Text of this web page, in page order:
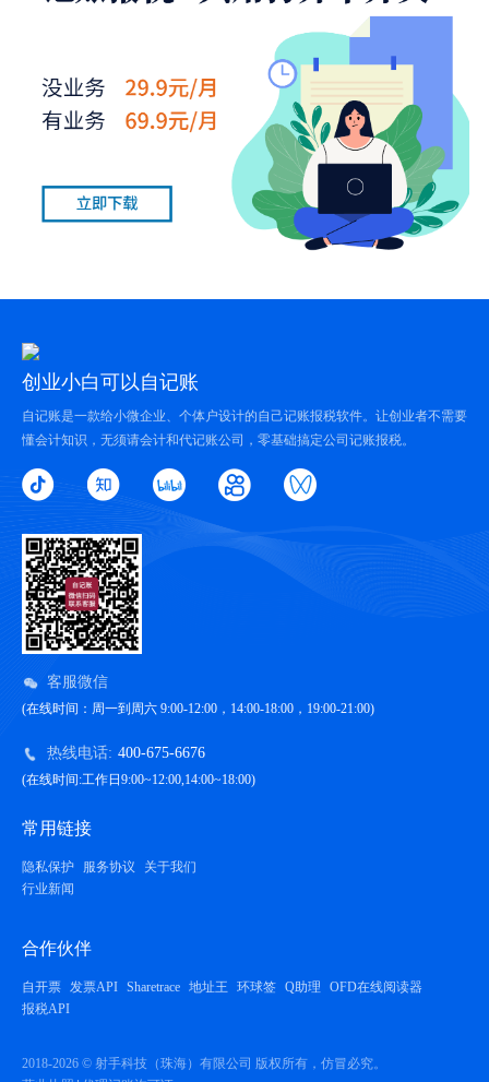
创业小白可以自记账
自记账是一款给小微企业、个体户设计的自己记账报税软件。让创业者不需要
懂会计知识，无须请会计和代记账公司，零基础搞定公司记账报税。
客服微信
(在线时间：周一到周六 9:00-12:00，14:00-18:00，19:00-21:00)
热线电话: 400-675-6676
(在线时间:工作日9:00~12:00,14:00~18:00)
常用链接
隐私保护 服务协议
关于我们
行业新闻
合作伙伴
自开票 发票API Sharetrace 地址王 环球签 Q助理
OFD在线阅读器
报税API
2018-2026 © 射手科技（珠海）有限公司 版权所有，仿冒必究。